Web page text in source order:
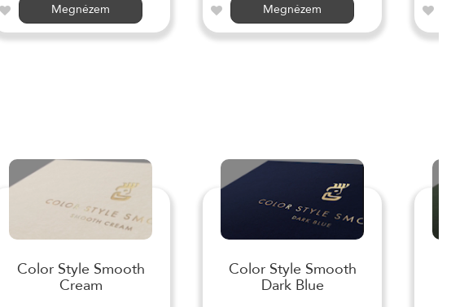
Megnézem Megnézem
Color Style Smooth
Cream
Color Style Smooth
Dark Blue